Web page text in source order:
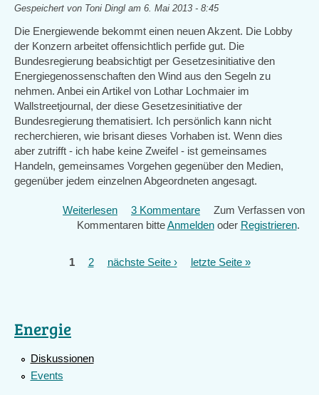
Gespeichert von Toni Dingl am 6. Mai 2013 - 8:45
Die Energiewende bekommt einen neuen Akzent. Die Lobby
der Konzern arbeitet offensichtlich perfide gut. Die
Bundesregierung beabsichtigt per Gesetzesinitiative den
Energiegenossenschaften den Wind aus den Segeln zu
nehmen. Anbei ein Artikel von Lothar Lochmaier im
Wallstreetjournal, der diese Gesetzesinitiative der
Bundesregierung thematisiert. Ich persönlich kann nicht
recherchieren, wie brisant dieses Vorhaben ist. Wenn dies
aber zutrifft - ich habe keine Zweifel - ist gemeinsames
Handeln, gemeinsames Vorgehen gegenüber den Medien,
gegenüber jedem einzelnen Abgeordneten angesagt.
Weiterlesen über
Erschlägt
mit
3 Kommentare
Zum Verfassen von
Kommentaren bitteAnmeldenoder Registrieren.
1 2 nächste Seite › letzte Seite »
Energie
Diskussionen
Events